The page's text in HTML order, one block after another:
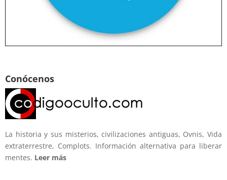
Conócenos
La historia y sus misterios, civilizaciones antiguas, Ovnis, Vida
extraterrestre, Complots. Información alternativa para liberar
mentes. Leer más